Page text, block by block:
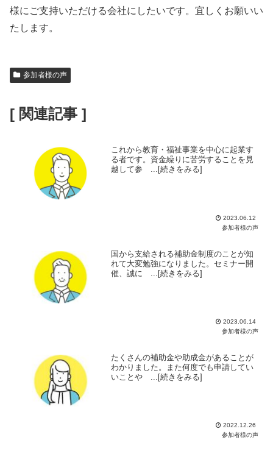
様にご支持いただける会社にしたいです。宜しくお願いい
たします。
参加者様の声
[ 関連記事 ]
これから教育・福祉事業を中心に起業す
る者です。資金繰りに苦労することを見
越して参 ...[続きをみる]
2023.06.12
参加者様の声
国から支給される補助金制度のことが知
れて大変勉強になりました。セミナー開
催、誠に ...[続きをみる]
2023.06.14
参加者様の声
たくさんの補助金や助成金があることが
わかりました。また何度でも申請してい
いことや ...[続きをみる]
2022.12.26
参加者様の声